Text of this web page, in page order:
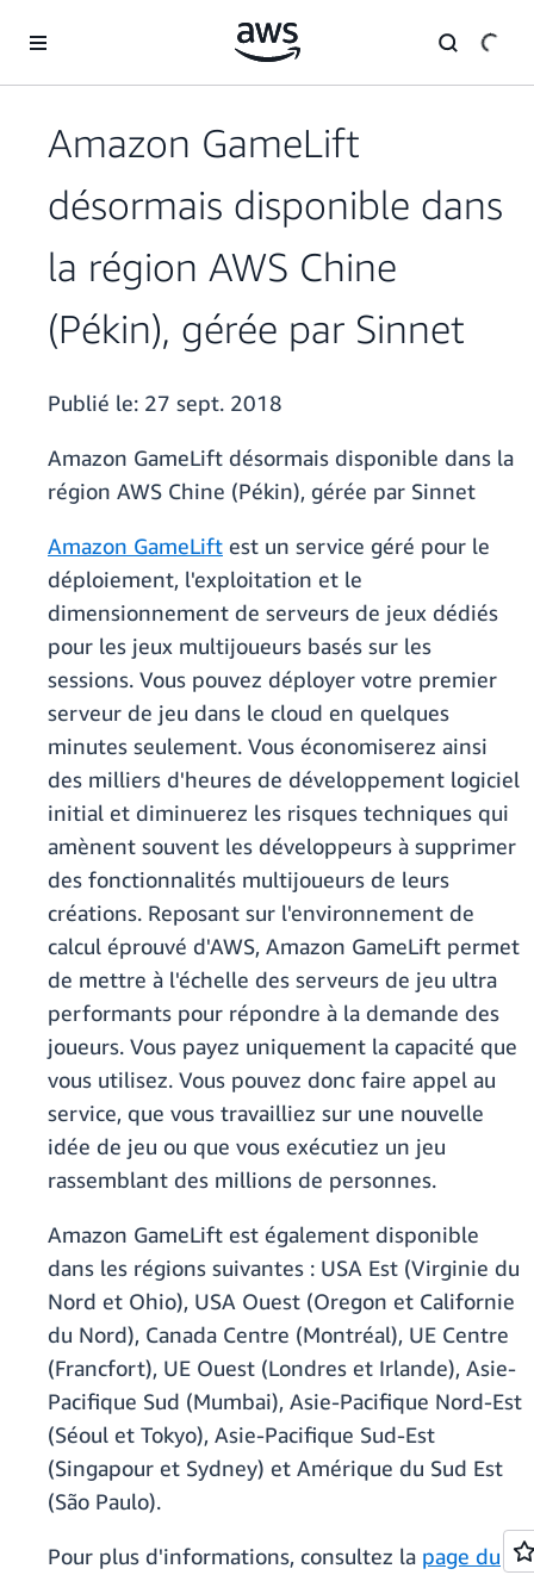
Amazon GameLift
désormais disponible dans
la région AWS Chine
(Pékin), gérée par Sinnet
Publié le: 27 sept. 2018
Amazon GameLift désormais disponible dans la
région AWS Chine (Pékin), gérée par Sinnet
Amazon GameLift est un service géré pour le
déploiement, l'exploitation et le
dimensionnement de serveurs de jeux dédiés
pour les jeux multijoueurs basés sur les
sessions. Vous pouvez déployer votre premier
serveur de jeu dans le cloud en quelques
minutes seulement. Vous économiserez ainsi
des milliers d'heures de développement logiciel
initial et diminuerez les risques techniques qui
amènent souvent les développeurs à supprimer
des fonctionnalités multijoueurs de leurs
créations. Reposant sur l'environnement de
calcul éprouvé d'AWS, Amazon GameLift permet
de mettre à l'échelle des serveurs de jeu ultra
performants pour répondre à la demande des
joueurs. Vous payez uniquement la capacité que
vous utilisez. Vous pouvez donc faire appel au
service, que vous travailliez sur une nouvelle
idée de jeu ou que vous exécutiez un jeu
rassemblant des millions de personnes.
Amazon GameLift est également disponible
dans les régions suivantes : USA Est (Virginie du
Nord et Ohio), USA Ouest (Oregon et Californie
du Nord), Canada Centre (Montréal), UE Centre
(Francfort), UE Ouest (Londres et Irlande), Asie-
Pacifique Sud (Mumbai), Asie-Pacifique Nord-Est
(Séoul et Tokyo), Asie-Pacifique Sud-Est
(Singapour et Sydney) et Amérique du Sud Est
(São Paulo).
Pour plus d'informations, consultez la page du